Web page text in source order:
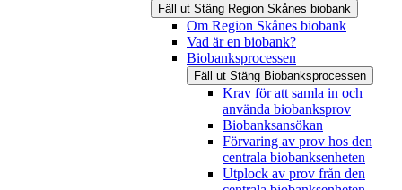
Fäll ut Stäng Region Skånes biobank
Om Region Skånes biobank
Vad är en biobank?
Biobanksprocessen
Fäll ut Stäng Biobanksprocessen
Krav för att samla in och
använda biobanksprov
Biobanksansökan
Förvaring av prov hos den
centrala biobanksenheten
Utplock av prov från den